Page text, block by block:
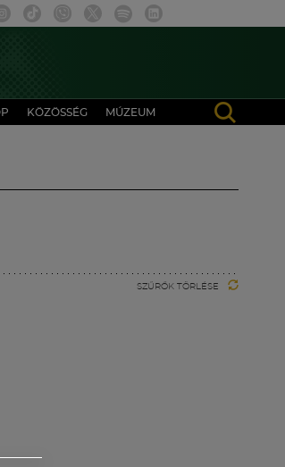
KÖZÖSSÉG MÚZEUM
SZŰRŐK TÖRLÉSE